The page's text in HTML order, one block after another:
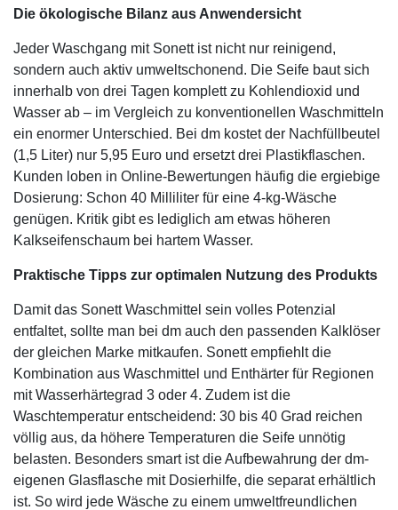
Die ökologische Bilanz aus Anwendersicht
Jeder Waschgang mit Sonett ist nicht nur reinigend,
sondern auch aktiv umweltschonend. Die Seife baut sich
innerhalb von drei Tagen komplett zu Kohlendioxid und
Wasser ab – im Vergleich zu konventionellen Waschmitteln
ein enormer Unterschied. Bei dm kostet der Nachfüllbeutel
(1,5 Liter) nur 5,95 Euro und ersetzt drei Plastikflaschen.
Kunden loben in Online-Bewertungen häufig die ergiebige
Dosierung: Schon 40 Milliliter für eine 4-kg-Wäsche
genügen. Kritik gibt es lediglich am etwas höheren
Kalkseifenschaum bei hartem Wasser.
Praktische Tipps zur optimalen Nutzung des Produkts
Damit das Sonett Waschmittel sein volles Potenzial
entfaltet, sollte man bei dm auch den passenden Kalklöser
der gleichen Marke mitkaufen. Sonett empfiehlt die
Kombination aus Waschmittel und Enthärter für Regionen
mit Wasserhärtegrad 3 oder 4. Zudem ist die
Waschtemperatur entscheidend: 30 bis 40 Grad reichen
völlig aus, da höhere Temperaturen die Seife unnötig
belasten. Besonders smart ist die Aufbewahrung der dm-
eigenen Glasflasche mit Dosierhilfe, die separat erhältlich
ist. So wird jede Wäsche zu einem umweltfreundlichen